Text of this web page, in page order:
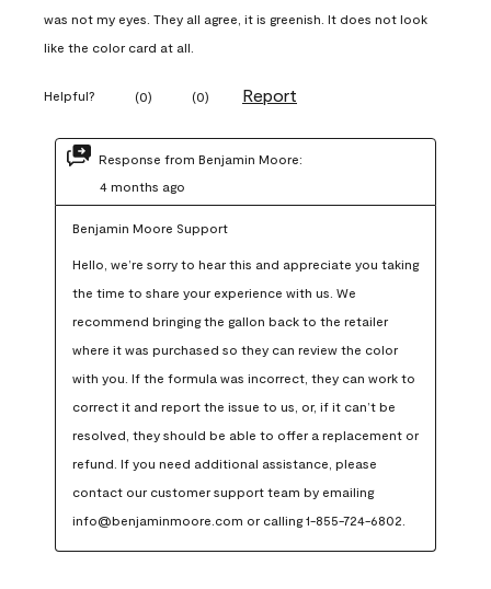
was not my eyes. They all agree, it is greenish. It does not look
like the color card at all.
Helpful? (0) (0) Report
Response from Benjamin Moore:
4 months ago
Benjamin Moore Support
Hello, we’re sorry to hear this and appreciate you taking
the time to share your experience with us. We
recommend bringing the gallon back to the retailer
where it was purchased so they can review the color
with you. If the formula was incorrect, they can work to
correct it and report the issue to us, or, if it can’t be
resolved, they should be able to offer a replacement or
refund. If you need additional assistance, please
contact our customer support team by emailing
info@benjaminmoore.com or calling 1-855-724-6802.